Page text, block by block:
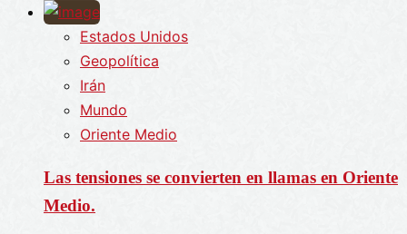
Estados Unidos
Geopolítica
Irán
Mundo
Oriente Medio
Las tensiones se convierten en llamas en Oriente
Medio.